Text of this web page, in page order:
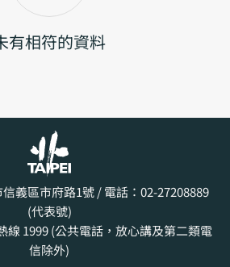
有相符的資料
信義區市府路1號/ 電話：02-27208889
(代表號)
線 1999 (公共電話，放心講及第二類電
信除外)